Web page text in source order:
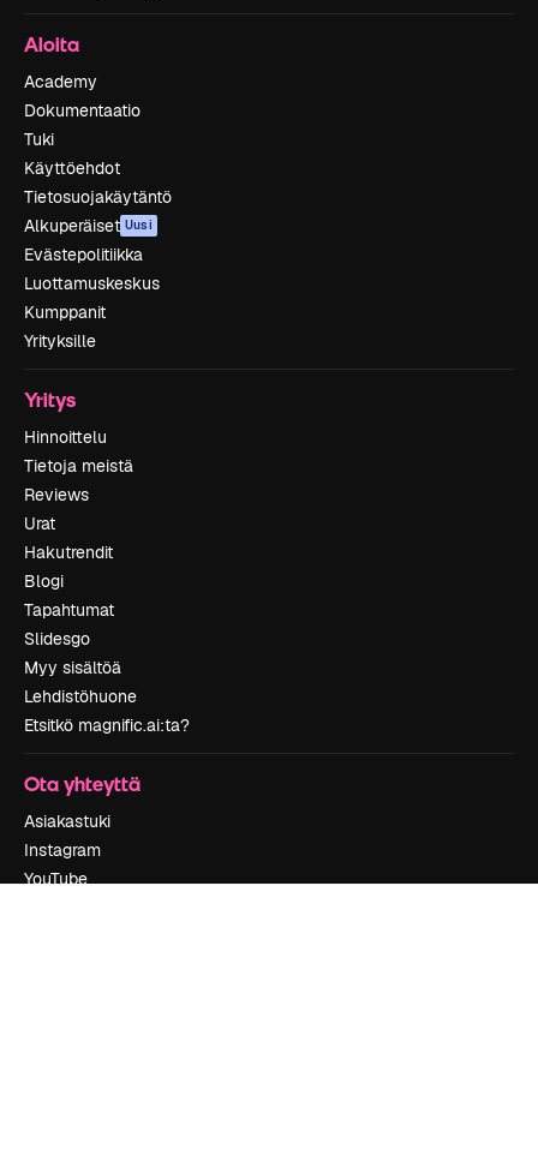
Aloita
Academy
Dokumentaatio
Tuki
Käyttöehdot
Tietosuojakäytäntö
Alkuperäiset Uusi
Evästepolitiikka
Luottamuskeskus
Kumppanit
Yrityksille
Yritys
Hinnoittelu
Tietoja meistä
Reviews
Urat
Hakutrendit
Blogi
Tapahtumat
Slidesgo
Myy sisältöä
Lehdistöhuone
Etsitkö magnific.ai:ta?
Ota yhteyttä
Asiakastuki
Instagram
YouTube